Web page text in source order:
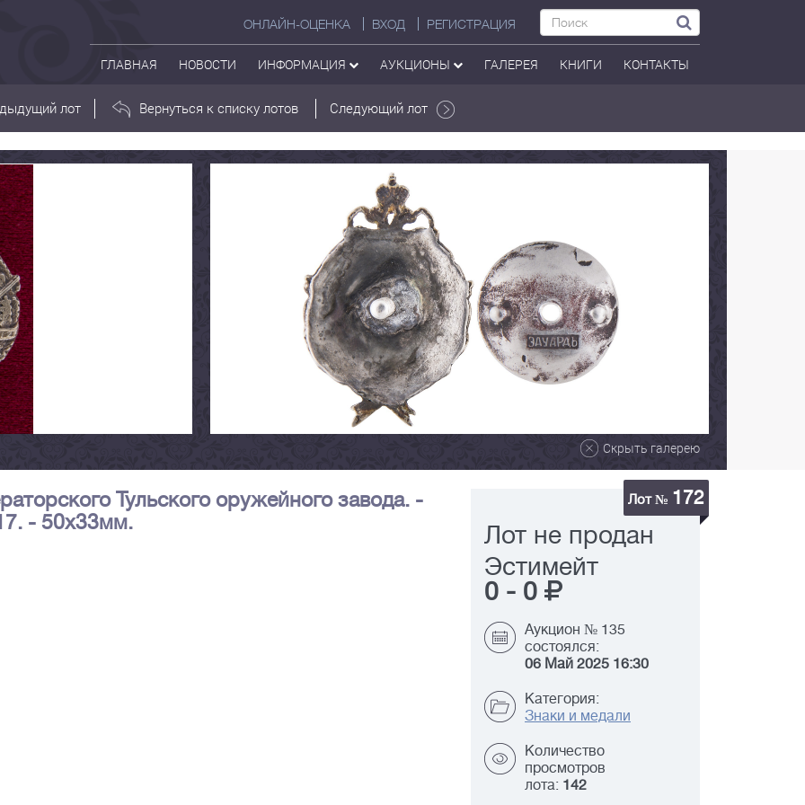
ОНЛАЙН-ОЦЕНКА ВХОД РЕГИСТРАЦИЯ
ГЛАВНАЯ НОВОСТИ ИНФОРМАЦИЯ АУКЦИОНЫ ГАЛЕРЕЯ КНИГИ КОНТАКТЫ
лот Вернуться к списку лотов Следующий лот
Скрыть галерею
Тульского оружейного завода. -
- 50х33мм.
Лот № 172
Лот не продан
Эстимейт
0 - 0
Аукцион № 135
состоялся:
06 Май 2025 16:30
Категория:
Знаки и медали
Количество
просмотров
лота: 142